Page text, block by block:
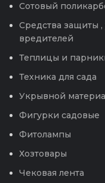
Сотовый
Средства защиты
вредителей
Теплицы и
Техника для сада
Укрывной
Фигурки садовые
Фитолампы
Хозтовары
Чековая лента